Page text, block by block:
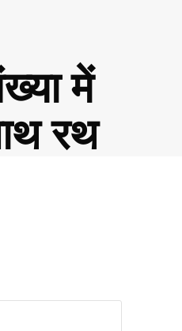
में
रथ